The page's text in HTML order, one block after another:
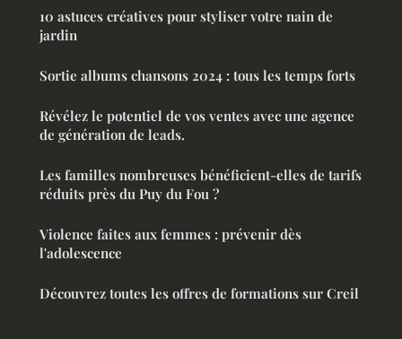
10 astuces créatives pour styliser votre nain de
jardin
Sortie albums chansons 2024 : tous les temps forts
Révélez le potentiel de vos ventes avec une agence
de génération de leads.
Les familles nombreuses bénéficient-elles de tarifs
réduits près du Puy du Fou ?
Violence faites aux femmes : prévenir dès
l'adolescence
Découvrez toutes les offres de formations sur Creil